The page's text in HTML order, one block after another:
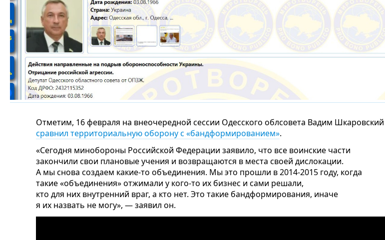
Отметим, 16 февраля на внеочередной сессии Одесского облсовета Вадим Шкаровский
сравнил территориальную оборону с «бандформированием».
«Сегодня минобороны Российской Федерации заявило, что все воинские части
закончили свои плановые учения и возвращаются в места своей дислокации.
А мы снова создаем какие-то объединения. Мы это прошли в 2014-2015 году, когда
такие «объединения» отжимали у кого-то их бизнес и сами решали,
кто для них внутренний враг, а кто нет. Это такие бандформирования, иначе
я их назвать не могу», — заявил он.